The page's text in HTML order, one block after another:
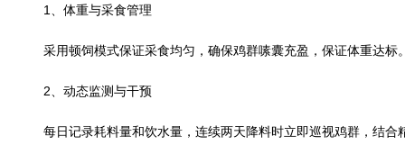
1、体重与采食管理
采用顿饲模式保证采食均匀，确保鸡群嗉囊充盈，保证体重达标
2、动态监测与干预
每日记录耗料量和饮水量，连续两天降料时立即巡视鸡群，结合